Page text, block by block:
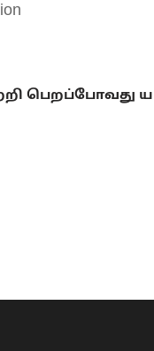
பெறப்போவது